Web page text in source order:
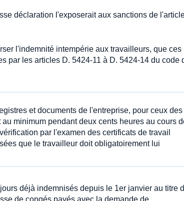
déclaration l'exposerait aux sanctions de
l'indemnité intempérie aux travailleurs, que ces
par les articles D. 5424-11 à D. 5424-14 du code
et documents de l'entreprise, pour ceux des
minimum pendant deux cents heures au cours
par l'examen des certificats de travail
que le travailleur doit obligatoirement lui
déjà indemnisés depuis le 1er janvier au titre
de congés payés avec la demande de